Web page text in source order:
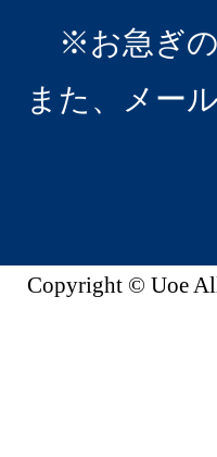
※お急ぎ
また、メー
Copyright © Uoe